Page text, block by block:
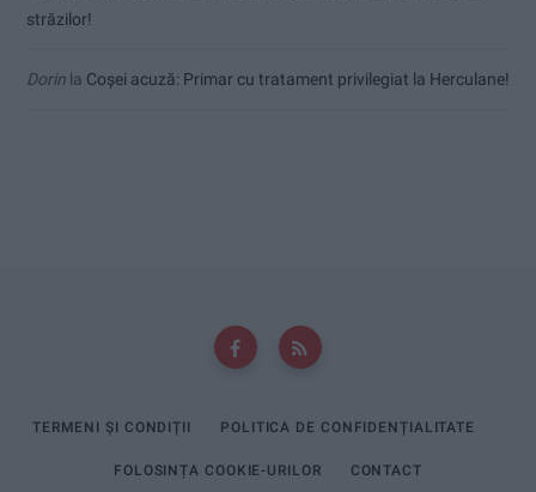
străzilor!
Dorin la Coșei acuză: Primar cu tratament privilegiat la Herculane!
TERMENI ȘI CONDIȚII POLITICA DE CONFIDENȚIALITATE
FOLOSINȚA COOKIE-URILOR CONTACT